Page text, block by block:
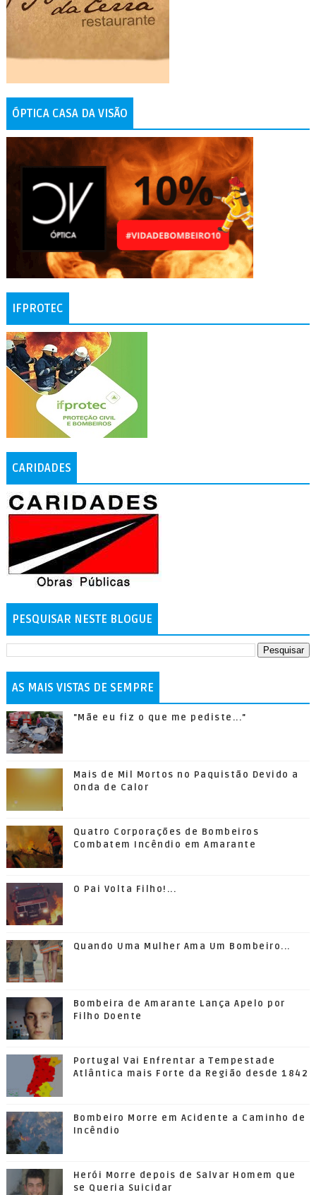
ÓPTICA CASA DA VISÃO
IFPROTEC
CARIDADES
PESQUISAR NESTE BLOGUE
AS MAIS VISTAS DE SEMPRE
"Mãe eu fiz o que me pediste..."
Mais de Mil Mortos no Paquistão Devido a
Onda de Calor
Quatro Corporações de Bombeiros
Combatem Incêndio em Amarante
O Pai Volta Filho!...
Quando Uma Mulher Ama Um Bombeiro...
Bombeira de Amarante Lança Apelo por
Filho Doente
Portugal Vai Enfrentar a Tempestade
Atlântica mais Forte da Região desde 1842
Bombeiro Morre em Acidente a Caminho de
Incêndio
Herói Morre depois de Salvar Homem que
se Queria Suicidar